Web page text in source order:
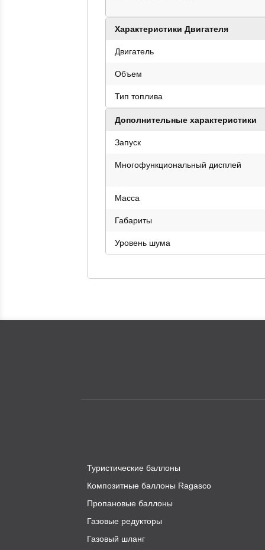
Характеристики Двигателя
Двигатель
Объем
Тип топлива
Дополнительные характеристики
Запуск
Многофункциональный дисплей
Масса
Габариты
Уровень шума
Туристические баллоны
Композитные баллоны Ragasco
Пропановые баллоны
Газовые редукторы
Газовый шланг